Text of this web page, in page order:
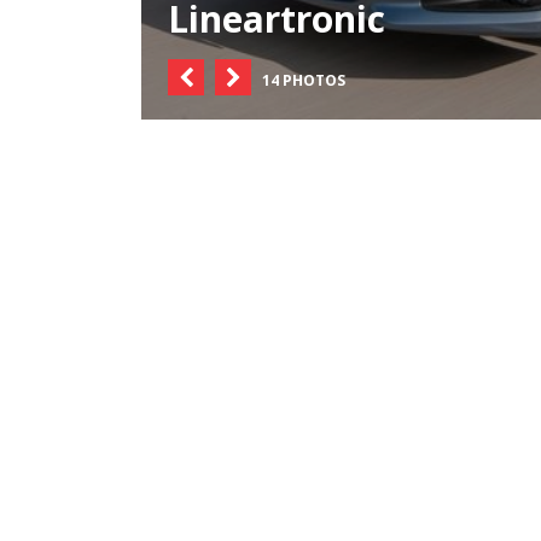
Lineartronic
14 PHOTOS